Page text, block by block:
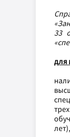
33
для